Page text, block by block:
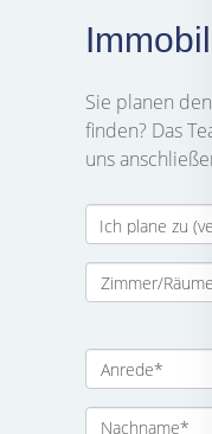
Sie planen
finden? Das
uns